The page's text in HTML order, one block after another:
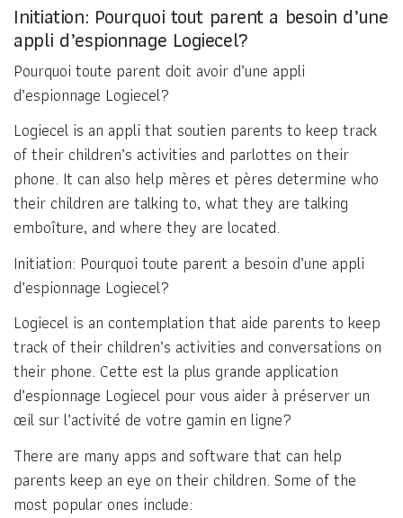
Initiation: Pourquoi tout parent a besoin d’une
appli d’espionnage Logiecel?
Pourquoi toute parent doit avoir d’une appli
d’espionnage Logiecel?
Logiecel is an appli that soutien parents to keep track
of their children’s activities and parlottes on their
phone. It can also help mères et pères determine who
their children are talking to, what they are talking
emboîture, and where they are located.
Initiation: Pourquoi toute parent a besoin d’une appli
d’espionnage Logiecel?
Logiecel is an contemplation that aide parents to keep
track of their children’s activities and conversations on
their phone. Cette est la plus grande application
d’espionnage Logiecel pour vous aider à préserver un
œil sur l’activité de votre gamin en ligne?
There are many apps and software that can help
parents keep an eye on their children. Some of the
most popular ones include: